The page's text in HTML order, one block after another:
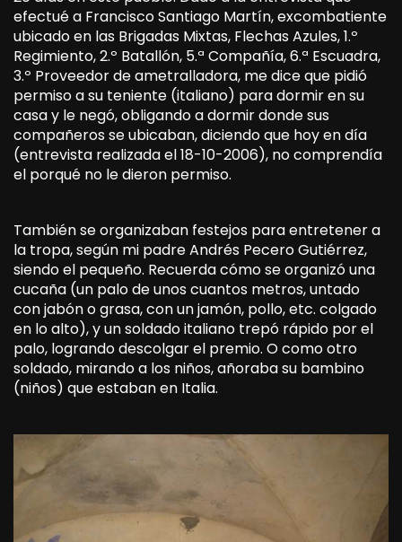
efectué a Francisco Santiago Martín, excombatiente
ubicado en las Brigadas Mixtas, Flechas Azules, 1.º
Regimiento, 2.º Batallón, 5.ª Compañía, 6.ª Escuadra,
3.º Proveedor de ametralladora, me dice que pidió
permiso a su teniente (italiano) para dormir en su
casa y le negó, obligando a dormir donde sus
compañeros se ubicaban, diciendo que hoy en día
(entrevista realizada el 18-10-2006), no comprendía
el porqué no le dieron permiso.
También se organizaban festejos para entretener a
la tropa, según mi padre Andrés Pecero Gutiérrez,
siendo el pequeño. Recuerda cómo se organizó una
cucaña (un palo de unos cuantos metros, untado
con jabón o grasa, con un jamón, pollo, etc. colgado
en lo alto), y un soldado italiano trepó rápido por el
palo, logrando descolgar el premio. O como otro
soldado, mirando a los niños, añoraba su bambino
(niños) que estaban en Italia.